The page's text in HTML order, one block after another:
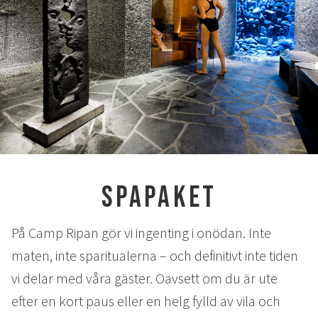
BOENDE
Hotellstugor
Faciliteter
Camping
MAT & DRYCK
AURORA SPA
Sparitualen Stävan
Öppettider & priser
Spabehandlingar
AKTIVITETER
Spapaket
På Camp Ripan gör vi ingenting i onödan. Inte
maten, inte sparitualerna – och definitivt inte tiden
vi delar med våra gäster. Oavsett om du är ute
efter en kort paus eller en helg fylld av vila och